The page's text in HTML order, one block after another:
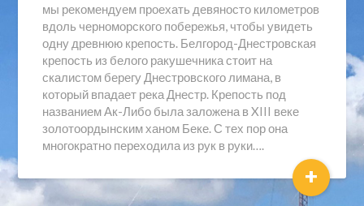
мы рекомендуем проехать девяносто километров
вдоль черноморского побережья, чтобы увидеть
одну древнюю крепость. Белгород-Днестровская
крепость из белого ракушечника стоит на
скалистом берегу Днестровского лимана, в
который впадает река Днестр. Крепость под
названием Ак-Либо была заложена в XIII веке
золотоордынским ханом Беке. С тех пор она
многократно переходила из рук в руки….
+